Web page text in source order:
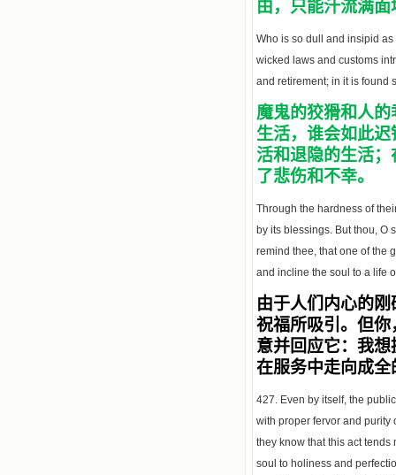
由， 只能汗流满面
Who is so dull and insipid
wicked laws and customs
and retirement; in it is found
魔鬼的狡猾和人
生活，谁会如此
活和退隐的生活
了悲伤和不幸。
Through the hardness of
by its blessings. But thou, O
remind thee, that one of the
and incline the soul to a life
由于人们内心的
祝福所吸引。但
意并回应它：我
在服务中走向成
427. Even by itself, the
with proper fervor and purity
they know that this act
soul to holiness and